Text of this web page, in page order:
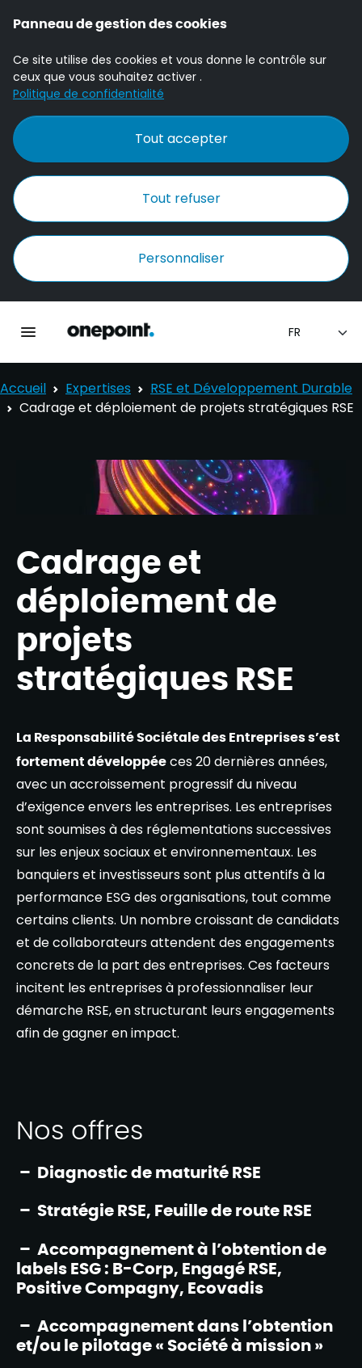
Panneau de gestion des cookies
Ce site utilise des cookies et vous donne le contrôle sur
ceux que vous souhaitez activer .
Politique de confidentialité
Tout accepter
Tout refuser
Personnaliser
Accueil Onepoint
Accueil Expertises
RSE et Développement Durable​
Cadrage et déploiement de projets stratégiques RSE
Cadrage et
déploiement de
projets
stratégiques RSE
La Responsabilité Sociétale des Entreprises s’est
fortement développée ces 20 dernières années,
avec un accroissement progressif du niveau
d’exigence envers les entreprises. Les entreprises
sont soumises à des réglementations successives
sur les enjeux sociaux et environnementaux. Les
banquiers et investisseurs sont plus attentifs à la
performance ESG des organisations, tout comme
certains clients. Un nombre croissant de candidats
et de collaborateurs attendent des engagements
concrets de la part des entreprises. Ces facteurs
incitent les entreprises à professionnaliser leur
démarche RSE, en structurant leurs engagements
afin de gagner en impact.​
Nos offres
– Diagnostic de maturité RSE​
– Stratégie RSE, Feuille de route RSE​
– Accompagnement à l’obtention de
labels ESG : B-Corp, Engagé RSE,
Positive Compagny, Ecovadis ​
– Accompagnement dans l’obtention
et/ou le pilotage « Société à mission »​